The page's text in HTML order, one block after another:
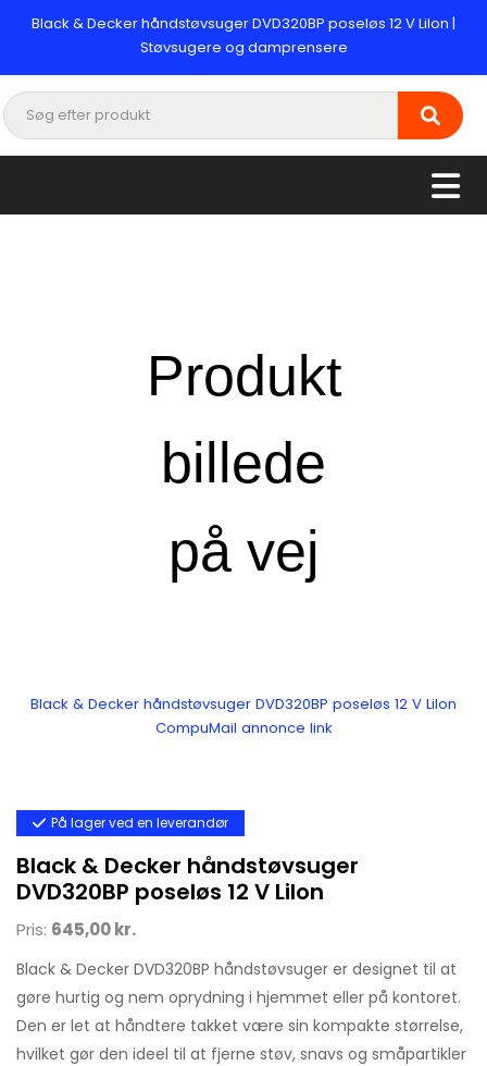
Black & Decker håndstøvsuger DVD320BP poseløs 12 V LiIon |
Støvsugere og damprensere
Black & Decker håndstøvsuger DVD320BP poseløs 12 V LiIon
CompuMail annonce link
På lager ved en leverandør
Black & Decker håndstøvsuger
DVD320BP poseløs 12 V LiIon
Pris: 645,00 kr.
Black & Decker DVD320BP håndstøvsuger er designet til at
gøre hurtig og nem oprydning i hjemmet eller på kontoret.
Den er let at håndtere takket være sin kompakte størrelse,
hvilket gør den ideel til at fjerne støv, snavs og småpartikler